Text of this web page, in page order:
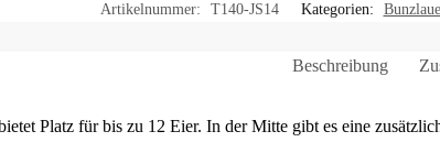
Artikelnummer: T140-JS14 Kategorien:
Beschreibung
Platz für bis zu 12 Eier. In der Mitte gibt es eine